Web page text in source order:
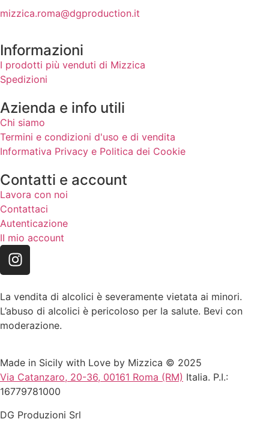
mizzica.roma@dgproduction.it
Informazioni
I prodotti più venduti di Mizzica
Spedizioni
Azienda e info utili
Chi siamo
Termini e condizioni d'uso e di vendita
Informativa Privacy e Politica dei Cookie
Contatti e account
Lavora con noi
Contattaci
Autenticazione
II mio account
La vendita di alcolici è severamente vietata ai minori.
L’abuso di alcolici è pericoloso per la salute. Bevi con
moderazione.
Made in Sicily with Love by Mizzica © 2025
Via Catanzaro, 20-36, 00161 Roma (RM) Italia. P.I.:
16779781000
DG Produzioni Srl